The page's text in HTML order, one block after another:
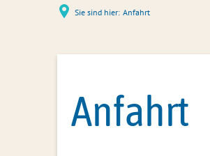
Sie sind hier: Anfahrt
Anfahrt